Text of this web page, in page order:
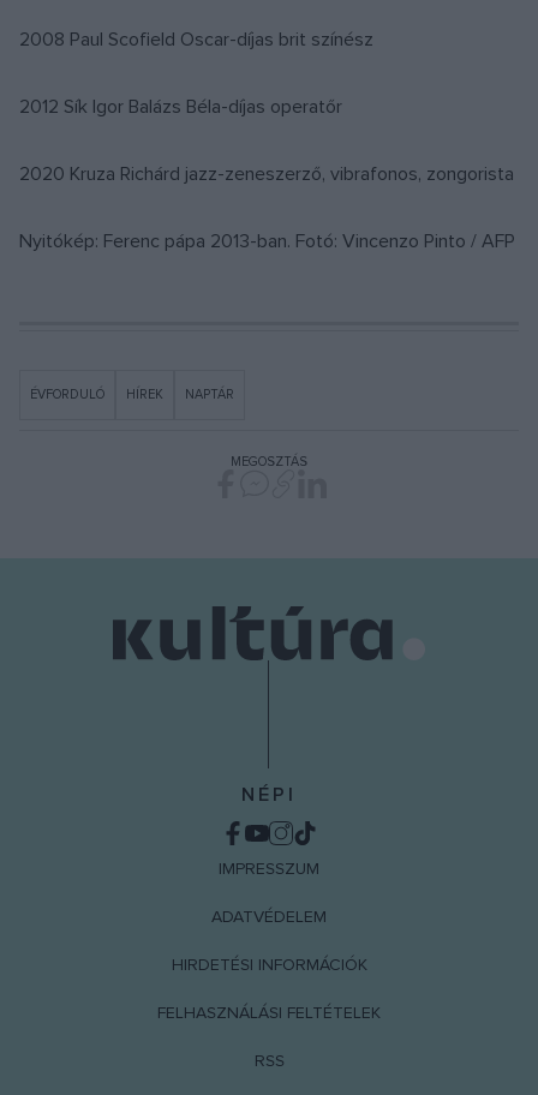
2008 Paul Scofield Oscar-díjas brit színész
2012 Sík Igor Balázs Béla-díjas operatőr
2020 Kruza Richárd jazz-zeneszerző, vibrafonos, zongorista
Nyitókép: Ferenc pápa 2013-ban. Fotó: Vincenzo Pinto / AFP
ÉVFORDULÓ HÍREK NAPTÁR
MEGOSZTÁS
NÉPI
IMPRESSZUM
ADATVÉDELEM
HIRDETÉSI INFORMÁCIÓK
FELHASZNÁLÁSI FELTÉTELEK
RSS